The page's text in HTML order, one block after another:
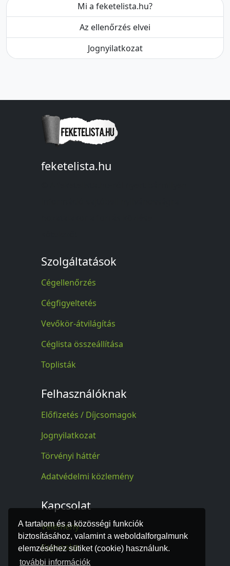
A tartalom és a közösségi funkciók
biztosításához, valamint a weboldalforgalmunk
elemzéséhez sütiket (cookie) használunk.
további információk
Mi a feketelista.hu?
Az ellenőrzés elvei
Jognyilatkozat
feketelista.hu
Szolgáltatások
Cégellenőrzés
Cégfigyeltetés
Vevőkör-átvilágítás
Céglista összeállítása
Toplisták
Felhasználóknak
Előfizetés / Díjcsomagok
Jognyilatkozat
Törvényi háttér
Adatvédelmi közlemény
Kapcsolat
Vélemény
Kapcsolat